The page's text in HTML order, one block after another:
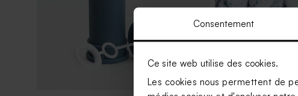
Consentement
Ce site web utilise des cookies.
Les cookies nous permettent de